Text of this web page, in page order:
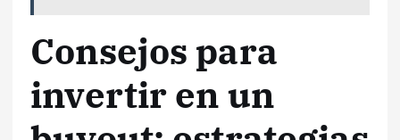
Consejos para
invertir en un